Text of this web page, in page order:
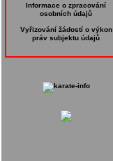
Informace o zpracování
osobních údajů
Vyřizování žádostí o výkon
práv subjektu údajů